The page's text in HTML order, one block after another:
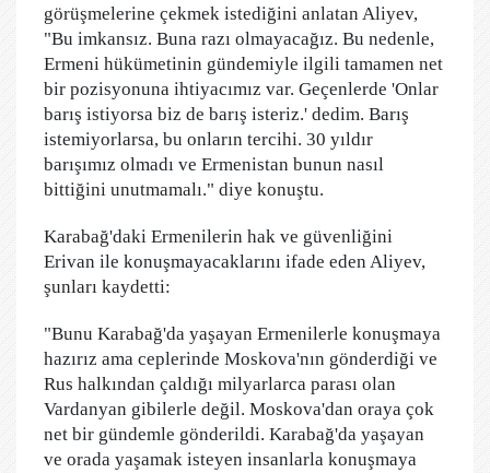
görüşmelerine çekmek istediğini anlatan Aliyev,
"Bu imkansız. Buna razı olmayacağız. Bu nedenle,
Ermeni hükümetinin gündemiyle ilgili tamamen net
bir pozisyonuna ihtiyacımız var. Geçenlerde 'Onlar
barış istiyorsa biz de barış isteriz.' dedim. Barış
istemiyorlarsa, bu onların tercihi. 30 yıldır
barışımız olmadı ve Ermenistan bunun nasıl
bittiğini unutmamalı." diye konuştu.
Karabağ'daki Ermenilerin hak ve güvenliğini
Erivan ile konuşmayacaklarını ifade eden Aliyev,
şunları kaydetti:
"Bunu Karabağ'da yaşayan Ermenilerle konuşmaya
hazırız ama ceplerinde Moskova'nın gönderdiği ve
Rus halkından çaldığı milyarlarca parası olan
Vardanyan gibilerle değil. Moskova'dan oraya çok
net bir gündemle gönderildi. Karabağ'da yaşayan
ve orada yaşamak isteyen insanlarla konuşmaya